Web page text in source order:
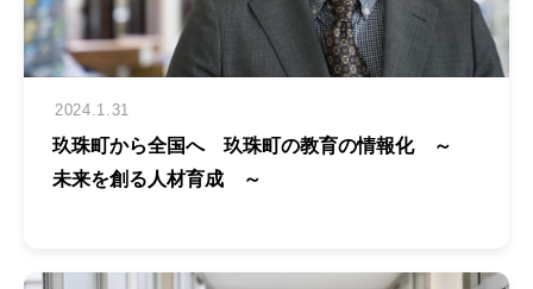
2024.1.31
玖珠町から全国へ 玖珠町の教育の情報化 ～
未来を創る人材育成 ～